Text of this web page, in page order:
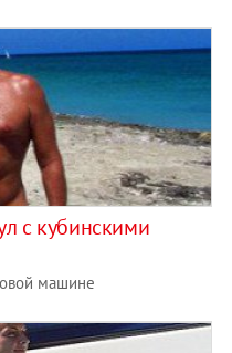
с кубинскими
машине